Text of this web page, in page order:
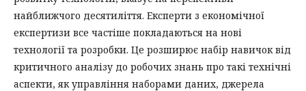
найближчого десятиліття. Експерти з економічної
експертизи все частіше покладаються на нові
технології та розробки. Це розширює набір навичок від
критичного аналізу до робочих знань про такі технічні
аспекти, як управління наборами даних, джерела